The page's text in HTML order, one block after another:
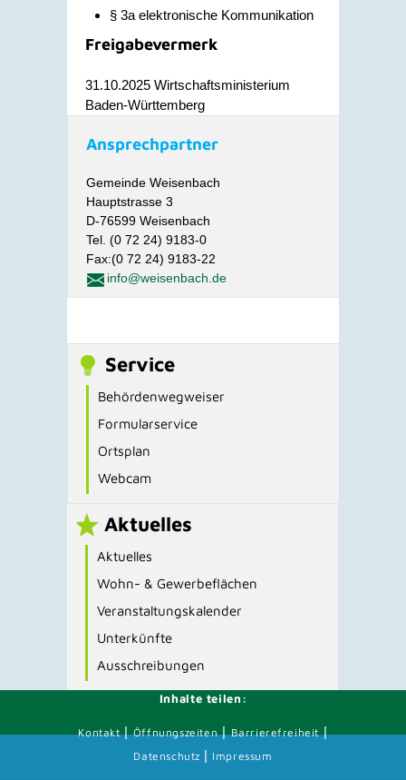
§ 3a elektronische Kommunikation
Freigabevermerk
31.10.2025 Wirtschaftsministerium
Baden-Württemberg
Ansprechpartner
Gemeinde Weisenbach
Hauptstrasse 3
D-76599 Weisenbach
Tel. (0 72 24) 9183-0
Fax:(0 72 24) 9183-22
info@weisenbach.de
Service
Behördenwegweiser
Formularservice
Ortsplan
Webcam
Aktuelles
Aktuelles
Wohn- & Gewerbeflächen
Veranstaltungskalender
Unterkünfte
Ausschreibungen
Inhalte teilen:
Kontakt|Öffnungszeiten|Barrierefreiheit|
Datenschutz | Impressum